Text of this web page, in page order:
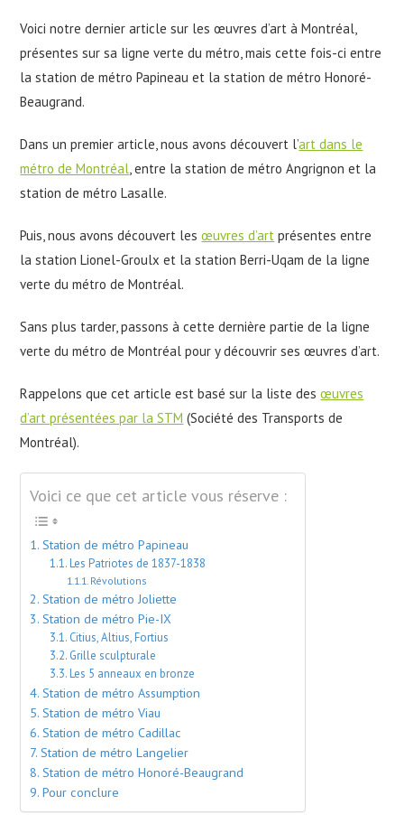
Voici notre dernier article sur les œuvres d’art à Montréal,
présentes sur sa ligne verte du métro, mais cette fois-ci entre
la station de métro Papineau et la station de métro Honoré-
Beaugrand.
Dans un premier article, nous avons découvert l’art dans le
métro de Montréal , entre la station de métro Angrignon et la
station de métro Lasalle.
Puis, nous avons découvert lesœuvres d’art présentes entre
la station Lionel-Groulx et la station Berri-Uqam de la ligne
verte du métro de Montréal.
Sans plus tarder, passons à cette dernière partie de la ligne
verte du métro de Montréal pour y découvrir ses œuvres d’art.
Rappelons que cet article est basé sur la liste desœuvres
d’art présentées par la STM (Société des Transports de
Montréal).
Voici ce que cet article vous réserve :
Station de métro Papineau
Les Patriotes de 1837-1838
Révolutions
Station de métro Joliette
Station de métro Pie-IX
Citius, Altius, Fortius
Grille sculpturale
Les 5 anneaux en bronze
Station de métro Assumption
Station de métro Viau
Station de métro Cadillac
Station de métro Langelier
Station de métro Honoré-Beaugrand
Pour conclure